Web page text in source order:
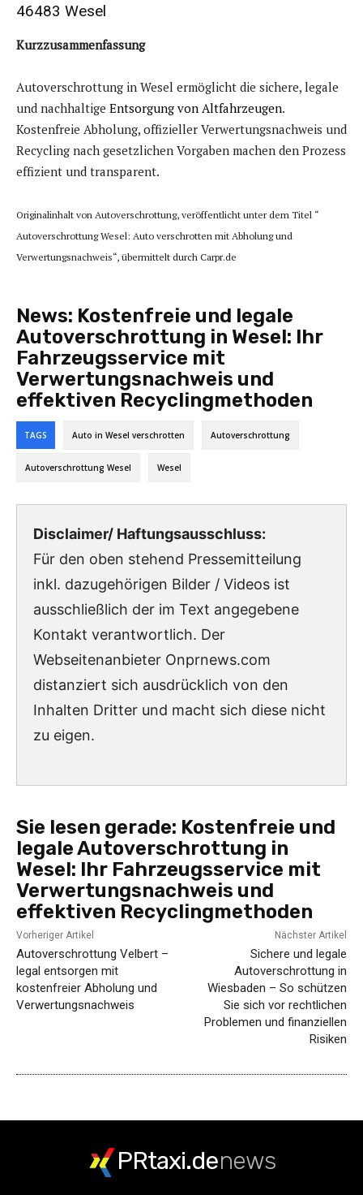
46483 Wesel
Kurzzusammenfassung
Autoverschrottung in Wesel ermöglicht die sichere, legale
und nachhaltige Entsorgung von Altfahrzeugen.
Kostenfreie Abholung, offizieller Verwertungsnachweis und
Recycling nach gesetzlichen Vorgaben machen den Prozess
effizient und transparent.
Originalinhalt von Autoverschrottung, veröffentlicht unter dem Titel “
Autoverschrottung Wesel: Auto verschrotten mit Abholung und
Verwertungsnachweis“, übermittelt durch Carpr.de
News: Kostenfreie und legale
Autoverschrottung in Wesel: Ihr
Fahrzeugsservice mit
Verwertungsnachweis und
effektiven Recyclingmethoden
TAGS Auto in Wesel verschrotten Autoverschrottung
Autoverschrottung Wesel Wesel
Disclaimer/ Haftungsausschluss:
Für den oben stehend Pressemitteilung
inkl. dazugehörigen Bilder / Videos ist
ausschließlich der im Text angegebene
Kontakt verantwortlich. Der
Webseitenanbieter Onprnews.com
distanziert sich ausdrücklich von den
Inhalten Dritter und macht sich diese nicht
zu eigen.
Sie lesen gerade: Kostenfreie und
legale Autoverschrottung in
Wesel: Ihr Fahrzeugsservice mit
Verwertungsnachweis und
effektiven Recyclingmethoden
Vorheriger Artikel
Autoverschrottung Velbert –
legal entsorgen mit
kostenfreier Abholung und
Verwertungsnachweis
Nächster Artikel
Sichere und legale
Autoverschrottung in
Wiesbaden – So schützen
Sie sich vor rechtlichen
Problemen und finanziellen
Risiken
PRtaxi.denews